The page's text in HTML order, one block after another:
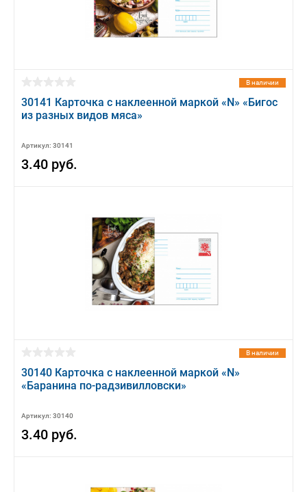
В наличии
30141 Карточка с наклеенной маркой «N» «Бигос
из разных видов мяса»
Артикул: 30141
3.40 руб.
В наличии
30140 Карточка с наклеенной маркой «N»
«Баранина по-радзивилловски»
Артикул: 30140
3.40 руб.